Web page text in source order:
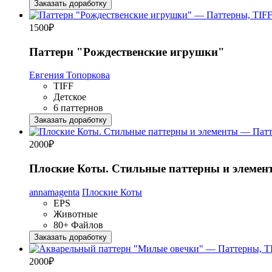
Заказать доработку
1500₽
Паттерн "Рождественские игрушки"
Евгения Топоркова
TIFF
Детское
6 паттернов
Заказать доработку
2000₽
Плоские Коты. Стильные паттерны и
annamagenta Плоские Коты
EPS
Животные
80+ Файлов
Заказать доработку
2000₽